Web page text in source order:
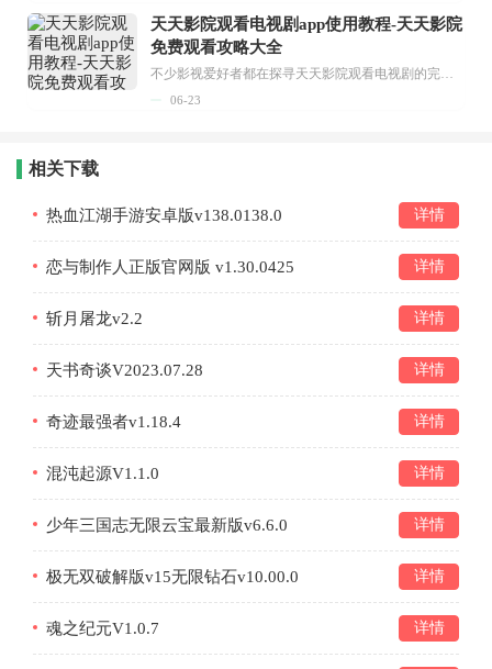
天天影院观看电视剧app使用教程-天天影院
免费观看攻略大全
不少影视爱好者都在探寻天天影院观看电视剧的完整方法，结合最新平台使用规则，本篇新手入门攻略全面讲解观看渠道、检索流程、播放设置以及画面模式调整等实用内容。全文适配手机、电脑等主流设备，步骤简洁易懂，无论是初次使用的新手，还是想要优化观影体验的用户，都能参照内容快速上手，熟练掌握平台各项操作技巧，轻松畅享影视内容。...
06-23
相关下载
热血江湖手游安卓版v138.0138.0 详情
恋与制作人正版官网版 v1.30.0425 详情
斩月屠龙v2.2 详情
天书奇谈V2023.07.28 详情
奇迹最强者v1.18.4 详情
混沌起源V1.1.0 详情
少年三国志无限云宝最新版v6.6.0 详情
极无双破解版v15无限钻石v10.00.0 详情
魂之纪元V1.0.7 详情